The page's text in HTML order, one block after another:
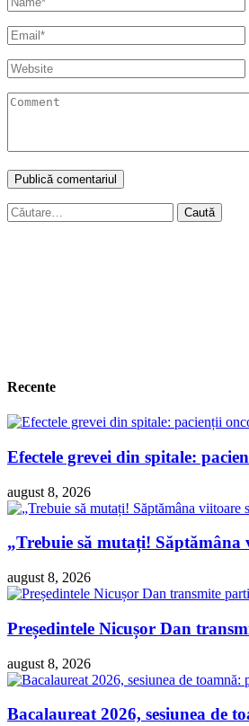
Caută
după:
Recente
Efectele grevei din spitale:
august 8, 2026
„Trebuie să mutați!
august 8, 2026
Președintele Nicușor Dan
august 8, 2026
Bacalaureat 2026, sesiunea de